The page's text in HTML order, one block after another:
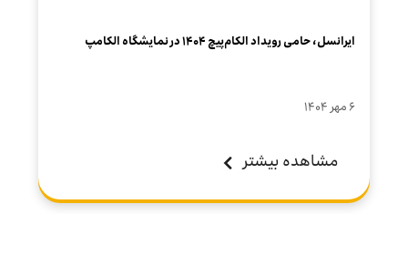
ایرانسل، حامی رویداد الکام‌پیچ ۱۴۰۴ در نمایشگاه الکامپ
۶ مهر ۱۴۰۴
مشاهده بیشتر